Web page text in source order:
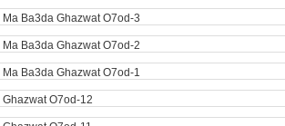
Ma Ba3da Ghazwat O7od-3
Ma Ba3da Ghazwat O7od-2
Ma Ba3da Ghazwat O7od-1
Ghazwat O7od-12